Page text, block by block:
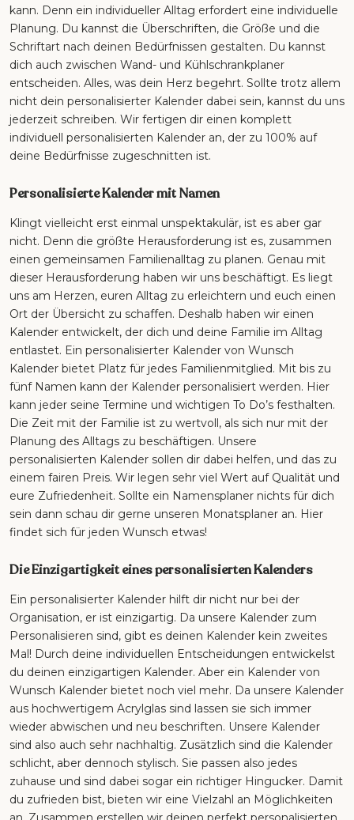
kann. Denn ein individueller Alltag erfordert eine individuelle
Planung. Du kannst die Überschriften, die Größe und die
Schriftart nach deinen Bedürfnissen gestalten. Du kannst
dich auch zwischen Wand- und Kühlschrankplaner
entscheiden. Alles, was dein Herz begehrt. Sollte trotz allem
nicht dein personalisierter Kalender dabei sein, kannst du uns
jederzeit schreiben. Wir fertigen dir einen komplett
individuell personalisierten Kalender an, der zu 100% auf
deine Bedürfnisse zugeschnitten ist.
Personalisierte Kalender mit Namen
Klingt vielleicht erst einmal unspektakulär, ist es aber gar
nicht. Denn die größte Herausforderung ist es, zusammen
einen gemeinsamen Familienalltag zu planen. Genau mit
dieser Herausforderung haben wir uns beschäftigt. Es liegt
uns am Herzen, euren Alltag zu erleichtern und euch einen
Ort der Übersicht zu schaffen. Deshalb haben wir einen
Kalender entwickelt, der dich und deine Familie im Alltag
entlastet. Ein personalisierter Kalender von Wunsch
Kalender bietet Platz für jedes Familienmitglied. Mit bis zu
fünf Namen kann der Kalender personalisiert werden. Hier
kann jeder seine Termine und wichtigen To Do’s festhalten.
Die Zeit mit der Familie ist zu wertvoll, als sich nur mit der
Planung des Alltags zu beschäftigen. Unsere
personalisierten Kalender sollen dir dabei helfen, und das zu
einem fairen Preis. Wir legen sehr viel Wert auf Qualität und
eure Zufriedenheit. Sollte ein Namensplaner nichts für dich
sein dann schau dir gerne unseren Monatsplaner an. Hier
findet sich für jeden Wunsch etwas!
Die Einzigartigkeit eines personalisierten Kalenders
Ein personalisierter Kalender hilft dir nicht nur bei der
Organisation, er ist einzigartig. Da unsere Kalender zum
Personalisieren sind, gibt es deinen Kalender kein zweites
Mal! Durch deine individuellen Entscheidungen entwickelst
du deinen einzigartigen Kalender. Aber ein Kalender von
Wunsch Kalender bietet noch viel mehr. Da unsere Kalender
aus hochwertigem Acrylglas sind lassen sie sich immer
wieder abwischen und neu beschriften. Unsere Kalender
sind also auch sehr nachhaltig. Zusätzlich sind die Kalender
schlicht, aber dennoch stylisch. Sie passen also jedes
zuhause und sind dabei sogar ein richtiger Hingucker. Damit
du zufrieden bist, bieten wir eine Vielzahl an Möglichkeiten